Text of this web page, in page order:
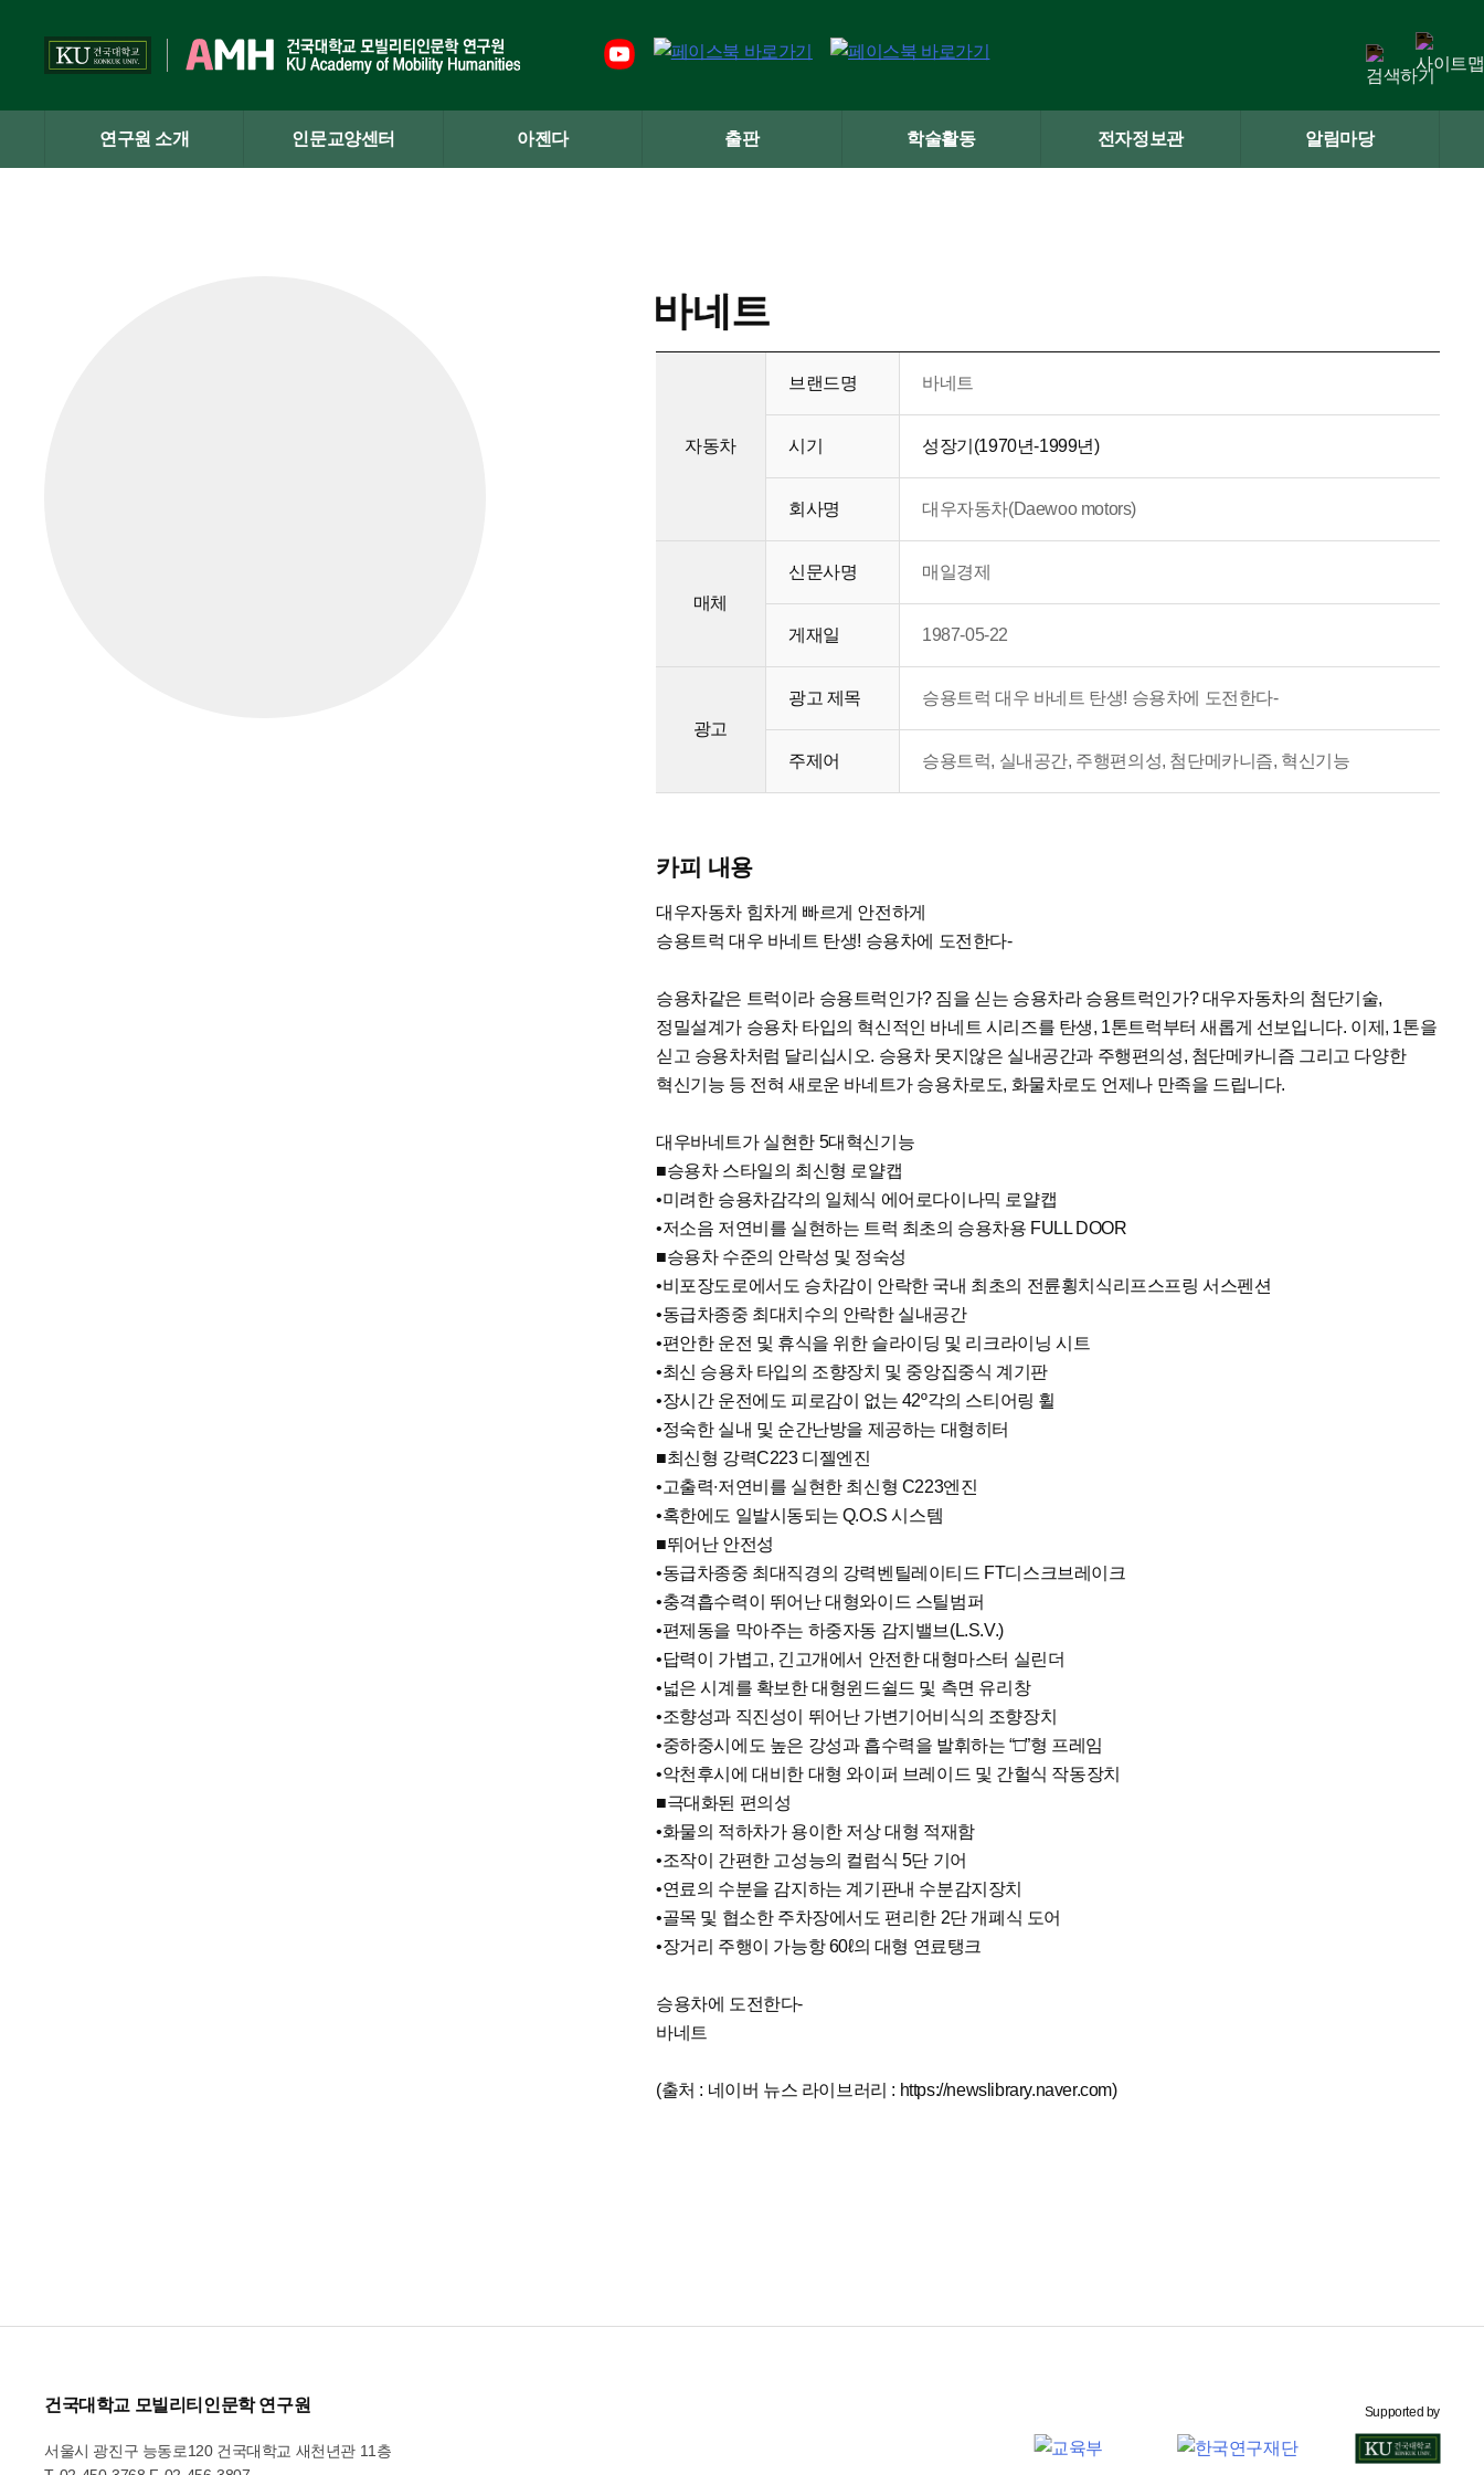
content
연구원 소개 인문교양센터 아젠다 출판 학술활동 전자정보관 알림마당
바네트
자동차
브랜드명 바네트
시기 성장기(1970년-1999년)
회사명 대우자동차(Daewoo motors)
매체
신문사명 매일경제
게재일 1987-05-22
광고
광고 제목 승용트럭 대우 바네트 탄생! 승용차에 도전한다-
주제어 승용트럭, 실내공간, 주행편의성, 첨단메카니즘, 혁신기능
카피 내용
대우자동차 힘차게 빠르게 안전하게
승용트럭 대우 바네트 탄생! 승용차에 도전한다-
승용차같은 트럭이라 승용트럭인가? 짐을 싣는 승용차라 승용트럭인가? 대우자동차의 첨단기술,
정밀설계가 승용차 타입의 혁신적인 바네트 시리즈를 탄생, 1톤트럭부터 새롭게 선보입니다. 이제, 1톤을
싣고 승용차처럼 달리십시오. 승용차 못지않은 실내공간과 주행편의성, 첨단메카니즘 그리고 다양한
혁신기능 등 전혀 새로운 바네트가 승용차로도, 화물차로도 언제나 만족을 드립니다.
대우바네트가 실현한 5대혁신기능
■승용차 스타일의 최신형 로얄캡
•미려한 승용차감각의 일체식 에어로다이나믹 로얄캡
•저소음 저연비를 실현하는 트럭 최초의 승용차용 FULL DOOR
■승용차 수준의 안락성 및 정숙성
•비포장도로에서도 승차감이 안락한 국내 최초의 전륜횡치식리프스프링 서스펜션
•동급차종중 최대치수의 안락한 실내공간
•편안한 운전 및 휴식을 위한 슬라이딩 및 리크라이닝 시트
•최신 승용차 타입의 조향장치 및 중앙집중식 계기판
•장시간 운전에도 피로감이 없는 42º각의 스티어링 휠
•정숙한 실내 및 순간난방을 제공하는 대형히터
■최신형 강력C223 디젤엔진
•고출력∙저연비를 실현한 최신형 C223엔진
•혹한에도 일발시동되는 Q.O.S 시스템
■뛰어난 안전성
•동급차종중 최대직경의 강력벤틸레이티드 FT디스크브레이크
•충격흡수력이 뛰어난 대형와이드 스틸범퍼
•편제동을 막아주는 하중자동 감지밸브(L.S.V.)
•답력이 가볍고, 긴고개에서 안전한 대형마스터 실린더
•넓은 시계를 확보한 대형윈드쉴드 및 측면 유리창
•조향성과 직진성이 뛰어난 가변기어비식의 조향장치
•중하중시에도 높은 강성과 흡수력을 발휘하는 “□”형 프레임
•악천후시에 대비한 대형 와이퍼 브레이드 및 간헐식 작동장치
■극대화된 편의성
•화물의 적하차가 용이한 저상 대형 적재함
•조작이 간편한 고성능의 컬럼식 5단 기어
•연료의 수분을 감지하는 계기판내 수분감지장치
•골목 및 협소한 주차장에서도 편리한 2단 개폐식 도어
•장거리 주행이 가능항 60ℓ의 대형 연료탱크
승용차에 도전한다-
바네트
(출처 : 네이버 뉴스 라이브러리 : https://newslibrary.naver.com)
건국대학교 모빌리티인문학 연구원
서울시 광진구 능동로120 건국대학교 새천년관 11층